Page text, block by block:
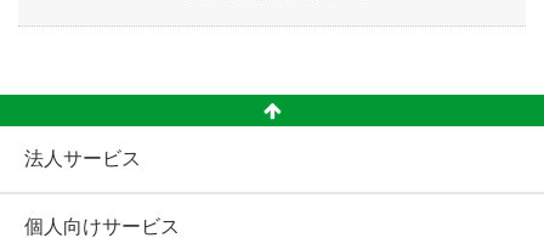
法人サービス
個人向けサービス